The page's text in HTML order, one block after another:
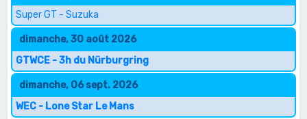
Super GT - Suzuka
dimanche, 30 août 2026
GTWCE - 3h du Nürburgring
dimanche, 06 sept. 2026
WEC - Lone Star Le Mans